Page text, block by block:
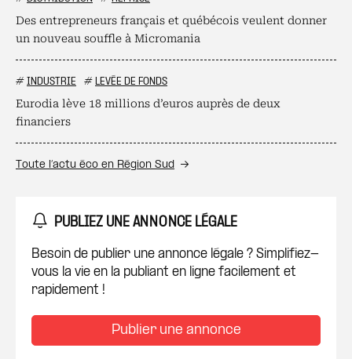
Des entrepreneurs français et québécois veulent donner
un nouveau souffle à Micromania
# INDUSTRIE # LEVÉE DE FONDS
Eurodia lève 18 millions d’euros auprès de deux
financiers
Toute l’actu éco en Région Sud
PUBLIEZ UNE ANNONCE LÉGALE
Besoin de publier une annonce légale ? Simplifiez-
vous la vie en la publiant en ligne facilement et
rapidement !
Publier une annonce